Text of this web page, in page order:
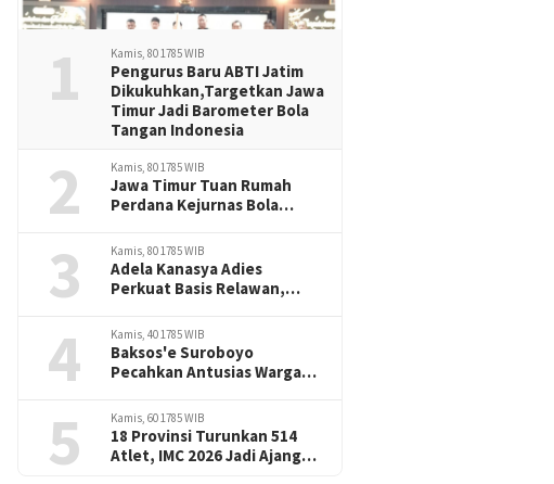
1 Kamis, 80 1785 WIB
Pengurus Baru ABTI Jatim
Dikukuhkan,Targetkan Jawa
Timur Jadi Barometer Bola
Tangan Indonesia
2 Kamis, 80 1785 WIB
Jawa Timur Tuan Rumah
Perdana Kejurnas Bola
Prestasi Handball Indonesia
3 Kamis, 80 1785 WIB
Adela Kanasya Adies
Perkuat Basis Relawan,
Surabaya-Sidoarjo
4 Kamis, 40 1785 WIB
Baksos'e Suroboyo
Pecahkan Antusias Warga
Terong Magnet Perayaan
HUT RI -81
5 Kamis, 60 1785 WIB
18 Provinsi Turunkan 514
Atlet, IMC 2026 Jadi Ajang